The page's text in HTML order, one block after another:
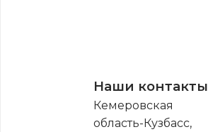
Наши контакты
Кемеровская
область-Кузбасс,